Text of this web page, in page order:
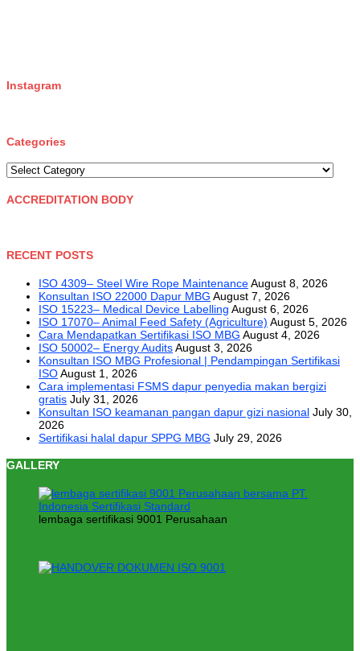
Instagram
Categories
Categories
ACCREDITATION BODY
RECENT POSTS
ISO 4309– Steel Wire Rope MaintenanceAugust 8, 2026
Konsultan ISO 22000 Dapur MBG August 7, 2026
ISO 15223– Medical Device Labelling August 6, 2026
ISO 17070– Animal Feed Safety (Agriculture) August 5, 2026
Cara Mendapatkan Sertifikasi ISO MBG August 4, 2026
ISO 50002– Energy AuditsAugust 3, 2026
Konsultan ISO MBG Profesional | Pendampingan Sertifikasi
ISOAugust 1, 2026
Cara implementasi FSMS dapur penyedia makan bergizi
gratis July 31, 2026
Konsultan ISO keamanan pangan dapur gizi nasional July 30,
2026
Sertifikasi halal dapur SPPG MBG July 29, 2026
GALLERY
lembaga sertifikasi 9001 Perusahaan